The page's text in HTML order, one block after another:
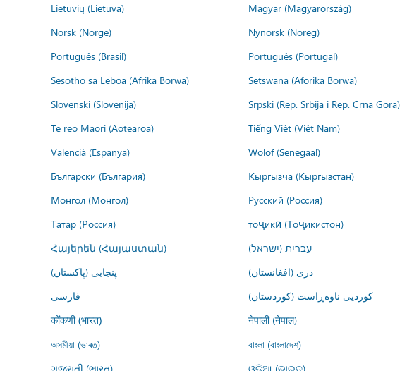
Lietuvių (Lietuva)
Magyar (Magyarország)
Norsk (Norge)
Nynorsk (Noreg)
Português (Brasil)
Português (Portugal)
Sesotho sa Leboa (Afrika Borwa)
Setswana (Aforika Borwa)
Slovenski (Slovenija)
Srpski (Rep. Srbija i Rep. Crna Gora)
Te reo Māori (Aotearoa)
Tiếng Việt (Việt Nam)
Valencià (Espanya)
Wolof (Senegaal)
Български (България)
Кыргызча (Кыргызстан)
Монгол (Монгол)
Русский (Россия)
Татар (Россия)
тоҷикӣ (Тоҷикистон)
Հայերեն (Հայաստան)
עברית (ישראל)
پنجابی (پاکستان)
درى (افغانستان)
فارسى
کوردیی ناوەڕاست (کوردستان)
कोंकणी (भारत) नेपाली (नेपाल)
অসমীয়া (ভাৰত) বাংলা (বাংলাদেশ)
ગુજરાતી (ભારત)
ଓଡ଼ିଆ (ଭାରତ)